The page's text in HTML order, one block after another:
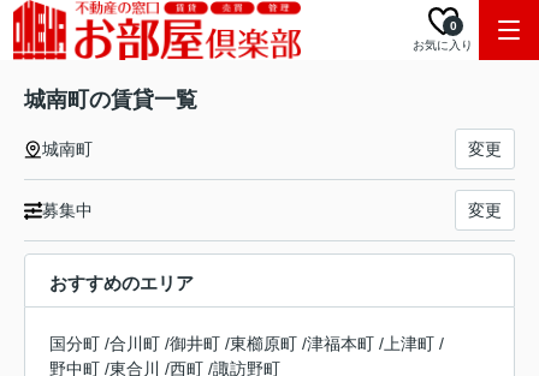
お気に入り
0
城南町の賃貸一覧
城南町 変更
募集中 変更
おすすめのエリア
国分町 /合川町 /御井町 /東櫛原町 /津福本町 / 上津町 /
野中町 /東合川 /西町 /諏訪野町